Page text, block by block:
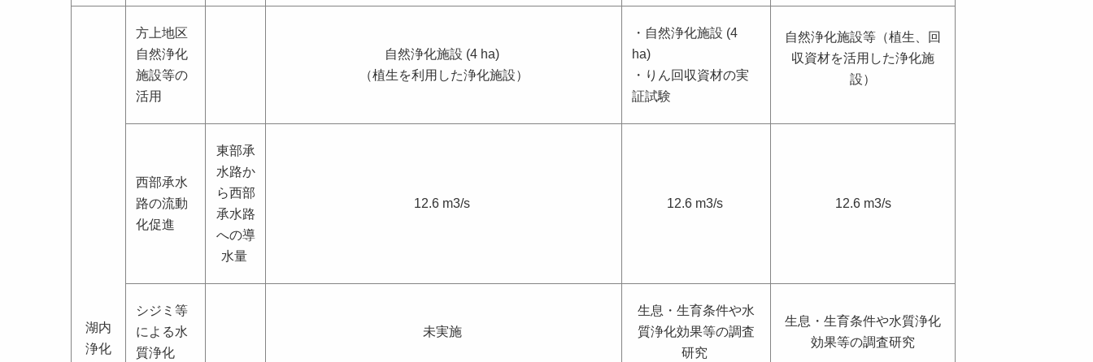
湖内
浄化
方上地区
自然浄化
施設等の
活用
自然浄化施設 (4 ha)
（植生を利用した浄化施設）
・自然浄化施設 (4
ha)
・りん回収資材の実
証試験
自然浄化施設等（植生、回
収資材を活用した浄化施
設）
西部承水
路の流動
化促進
東部承
水路か
ら西部
承水路
への導
水量
12.6 m3/s 12.6 m3/s 12.6 m3/s
シジミ等
による水
質浄化
未実施
生息・生育条件や水
質浄化効果等の調査
研究
生息・生育条件や水質浄化
効果等の調査研究